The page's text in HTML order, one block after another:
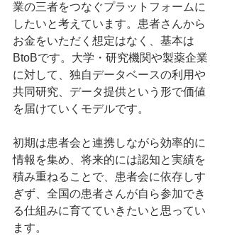
業の三者をつなぐプラットフォームに
したいと考えています。患者さんから
お金をいただく想定はなく、基本は
BtoBです。大学・研究機関や製薬企業
に対して、独自データベースの利用や
共同研究、データ提供という形で価値
を届けていくモデルです。
初期は患者会と連携しながら効率的に
情報を集め、将来的には認知と実績を
積み重ねることで、患者会に依存しす
ぎず、全国の患者さんが自ら参加でき
る仕組みに育てていきたいと思ってい
ます。